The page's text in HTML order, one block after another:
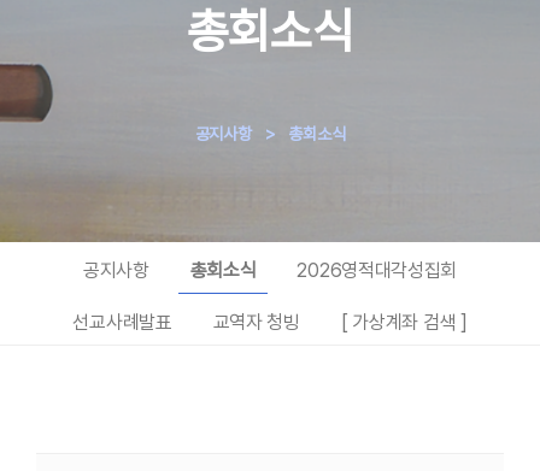
총회소식
공지사항 > 총회소식
공지사항 총회소식 2026영적대각성집회
선교사례발표 교역자 청빙 [ 가상계좌 검색 ]